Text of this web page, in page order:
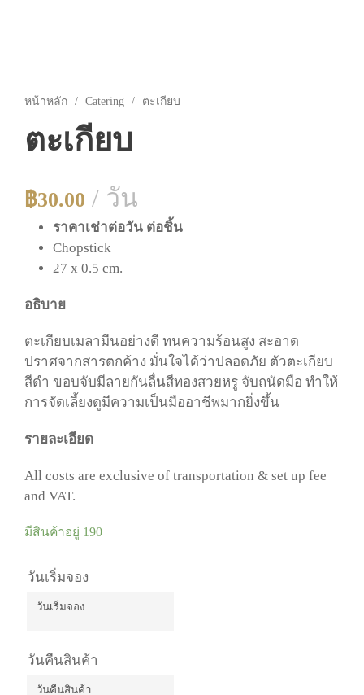
หน้าหลัก / Catering / ตะเกียบ
ตะเกียบ
฿30.00 / วัน
ราคาเช่าต่อวัน ต่อชิ้น
Chopstick
27 x 0.5 cm.
อธิบาย
ตะเกียบเมลามีนอย่างดี ทนความร้อนสูง สะอาด
ปราศจากสารตกค้าง มั่นใจได้ว่าปลอดภัย ตัวตะเกียบ
สีดำ ขอบจับมีลายกันลื่นสีทองสวยหรู จับถนัดมือ ทำให้
การจัดเลี้ยงดูมีความเป็นมืออาชีพมากยิ่งขึ้น
รายละเอียด
All costs are exclusive of transportation & set up fee
and VAT.
มีสินค้าอยู่ 190
วันเริ่มจอง
วันคืนสินค้า